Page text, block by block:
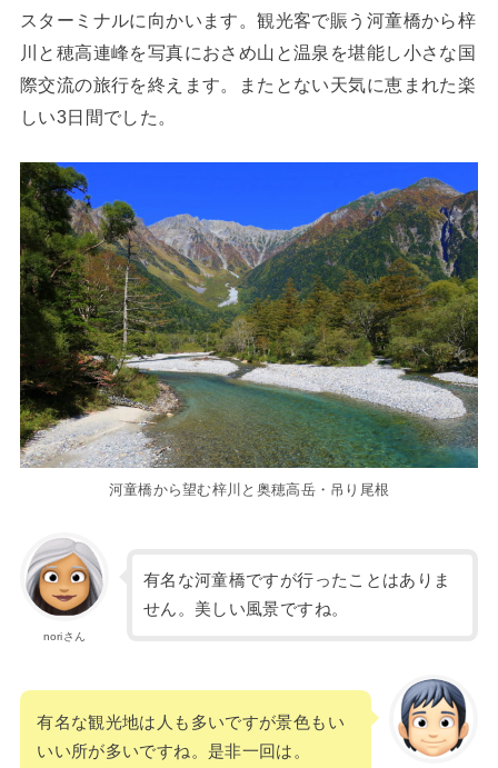
スターミナルに向かいます。観光客で賑う河童橋から梓
川と穂高連峰を写真におさめ山と温泉を堪能し小さな国
際交流の旅行を終えます。またとない天気に恵まれた楽
しい3日間でした。
河童橋から望む梓川と奥穂高岳・吊り尾根
noriさん
有名な河童橋ですが行ったことはありま
せん。美しい風景ですね。
有名な観光地は人も多いですが景色もい
いい所が多いですね。是非一回は。